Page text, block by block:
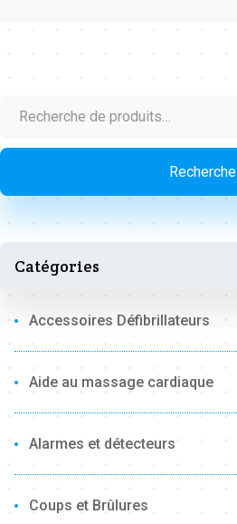
pour :
Recherche
Catégories
Accessoires Défibrillateurs
Aide au massage cardiaque
Alarmes et détecteurs
Coups et Brûlures